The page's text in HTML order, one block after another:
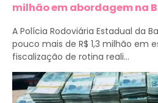
milhão em abordagem na
A Polícia Rodoviária Estadual da
pouco mais de R$ 1,3 milhão em
fiscalização de rotina reali...